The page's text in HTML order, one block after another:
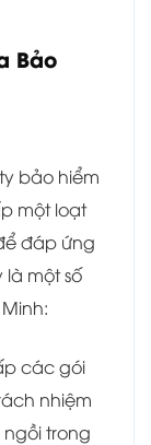
Bảo
bảo hiểm
một loạt
đáp ứng
một số
các gói
nhiệm
trong